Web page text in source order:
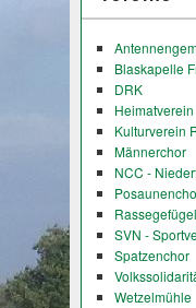
Blaskapelle
DRK
Heimatverein
Kulturverein
Männerchor
NCC -
SVN -
Spatzenchor
Wetzelmühle